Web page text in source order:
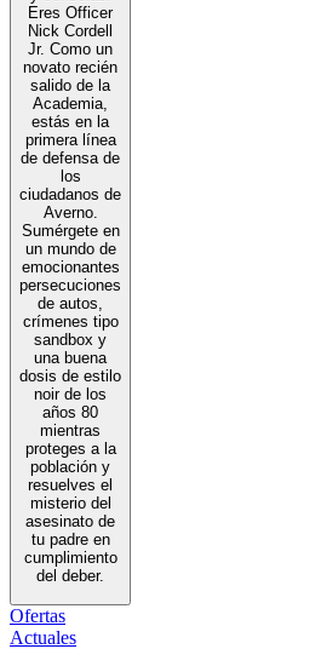
Eres Officer
Nick Cordell
Jr. Como un
novato recién
salido de la
Academia,
estás en la
primera línea
de defensa de
los
ciudadanos de
Averno.
Sumérgete en
un mundo de
emocionantes
persecuciones
de autos,
crímenes tipo
sandbox y
una buena
dosis de estilo
noir de los
años 80
mientras
proteges a la
población y
resuelves el
misterio del
asesinato de
tu padre en
cumplimiento
del deber.
Ofertas
Actuales